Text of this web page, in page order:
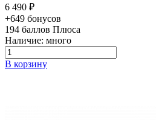
6 490 ₽
+649 бонусов
194 баллов Плюса
Наличие: много
В корзину